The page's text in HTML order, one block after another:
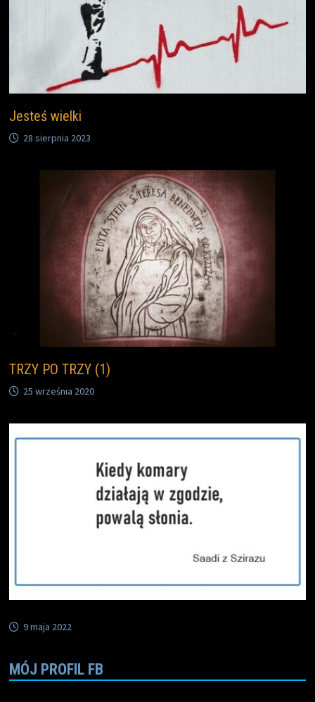
Jesteś wielki
28 sierpnia 2023
TRZY PO TRZY (1)
25 września 2020
9 maja 2022
MÓJ PROFIL FB